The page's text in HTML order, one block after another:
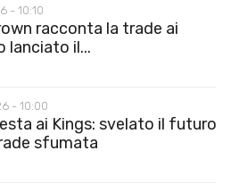
- 10:10
racconta la trade ai
lanciato il...
- 10:00
ai Kings: svelato il futuro
sfumata